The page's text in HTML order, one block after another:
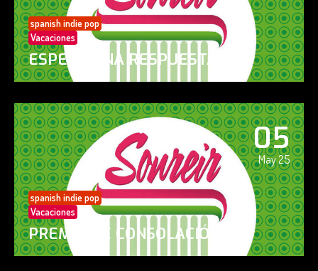
spanish indie pop
Vacaciones
ESPERO UNA RESPUESTA
05
May 25
spanish indie pop
Vacaciones
PREMIO DE CONSOLACIÓN